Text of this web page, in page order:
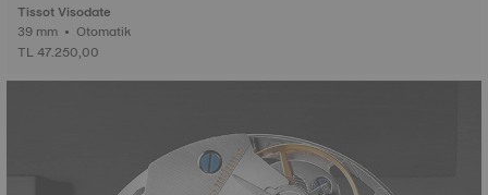
Tissot Visodate
39 mm • Otomatik
TL 47.250,00